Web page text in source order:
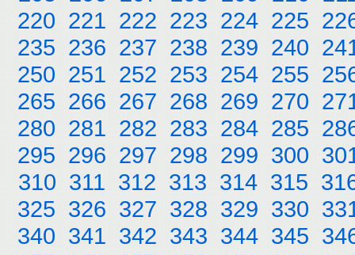
220 221 222 223 224 225
235 236 237 238 239 240
250 251 252 253 254 255
265 266 267 268 269 270
280 281 282 283 284 285
295 296 297 298 299 300
310 311 312 313 314 315
325 326 327 328 329 330
340 341 342 343 344 345